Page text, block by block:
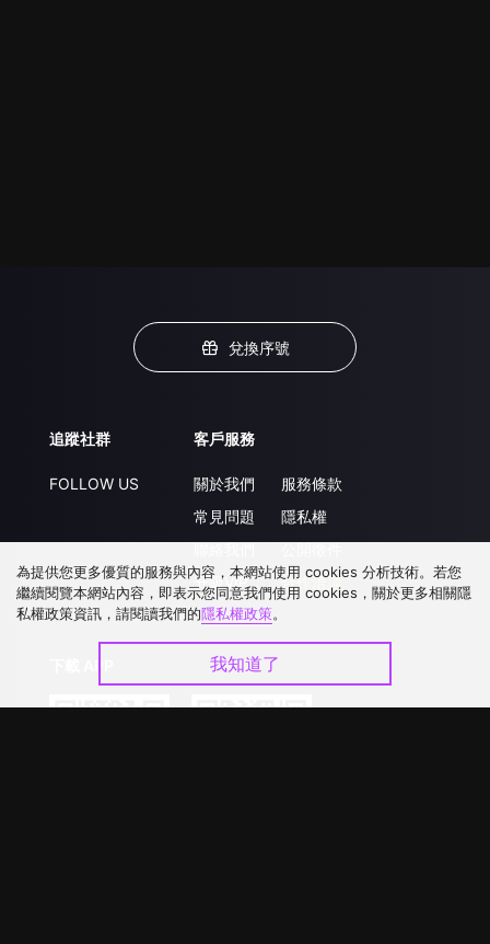
兌換序號
追蹤社群
FOLLOW US
客戶服務
關於我們
常見問題
升級VIP
服務條款
隱私權
合作洽談
為提供您更多優質的服務與內容，本網站使用 cookies 分析技術。若您
繼續閱覽本網站內容，即表示您同意我們使用 cookies，關於更多相關隱
私權政策資訊，請閱讀我們的隱私權政策。
我知道了